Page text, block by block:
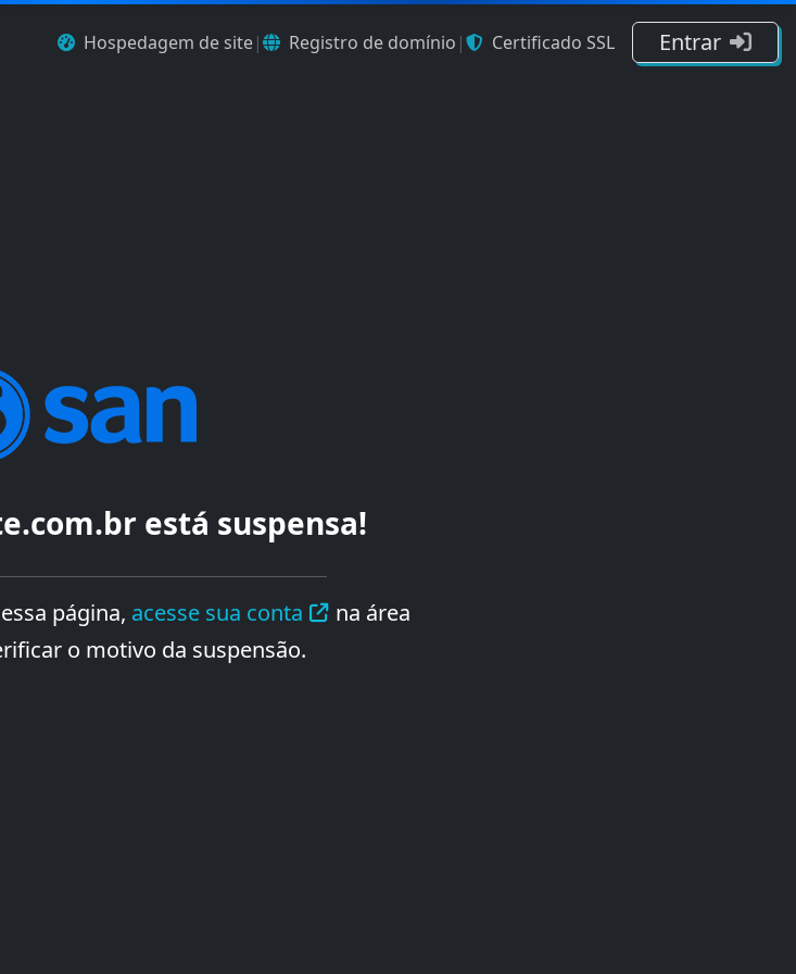
Hospedagem de site| Registro de domínio | Certificado SSL Entrar
está suspensa!
página, acesse sua conta
na área
o motivo da suspensão.